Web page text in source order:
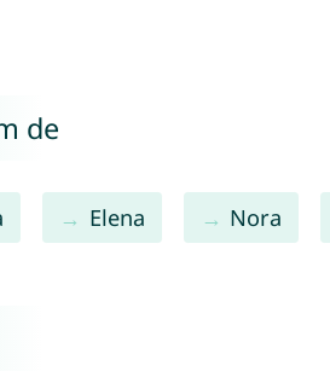
de
Elena Nora